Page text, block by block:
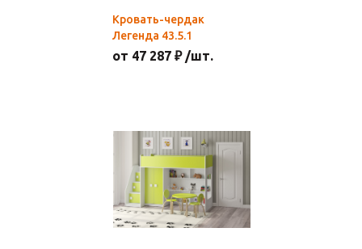
Кровать-чердак
Легенда 43.5.1
от 47 287 ₽ /шт.